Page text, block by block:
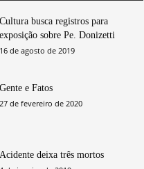
Cultura busca registros para
exposição sobre Pe. Donizetti
16 de agosto de 2019
Gente e Fatos
27 de fevereiro de 2020
Acidente deixa três mortos